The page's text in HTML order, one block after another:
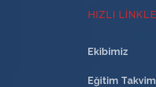
HIZLI
Ekibimiz
Eğitim